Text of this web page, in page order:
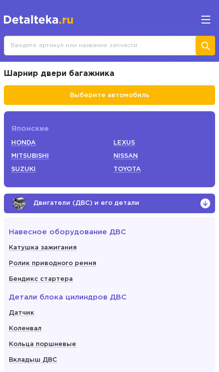
Шарнир двери багажника
Выберите автомобиль
Японские
HONDA LEXUS
MITSUBISHI NISSAN
SUZUKI TOYOTA
Двигатели (ДВС) и его детали
Навесное оборудование ДВС
Катушка зажигания
Ролик приводного ремня
Бендикс стартера
Детали блока цилиндров ДВС
Датчик
Коленвал
Кольца поршневые
Вкладыш ДВС